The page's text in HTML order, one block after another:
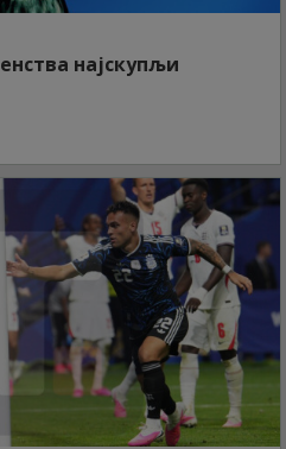
најскупљи